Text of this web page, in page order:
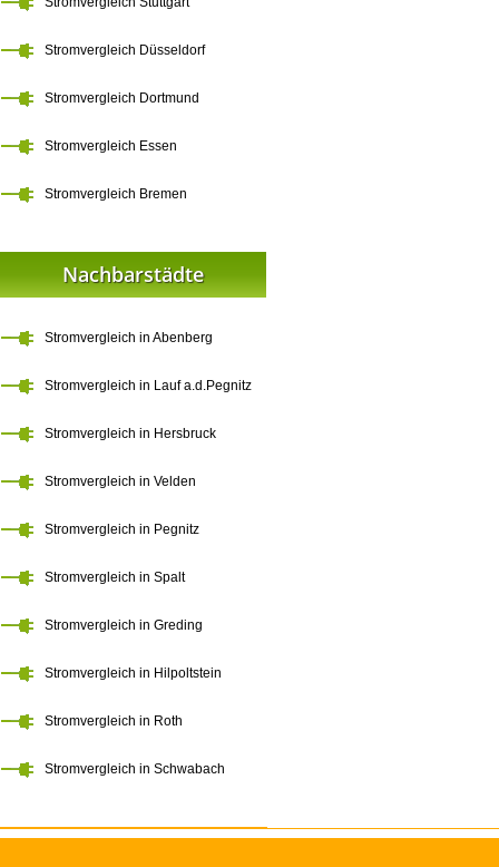
Stromvergleich Düsseldorf
Stromvergleich Dortmund
Stromvergleich Essen
Stromvergleich Bremen
Nachbarstädte
Stromvergleich in Abenberg
Stromvergleich in Lauf a.d.Pegnitz
Stromvergleich in Hersbruck
Stromvergleich in Velden
Stromvergleich in Pegnitz
Stromvergleich in Spalt
Stromvergleich in Greding
Stromvergleich in Hilpoltstein
Stromvergleich in Roth
Stromvergleich in Schwabach